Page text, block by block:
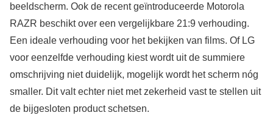
beeldscherm. Ook de recent geïntroduceerde Motorola
RAZR beschikt over een vergelijkbare 21:9 verhouding.
Een ideale verhouding voor het bekijken van films. Of LG
voor eenzelfde verhouding kiest wordt uit de summiere
omschrijving niet duidelijk, mogelijk wordt het scherm nóg
smaller. Dit valt echter niet met zekerheid vast te stellen uit
de bijgesloten product schetsen.